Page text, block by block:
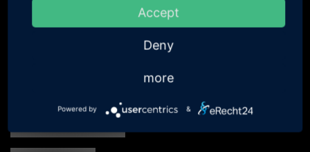
Accept
Deny
more
Powered by &